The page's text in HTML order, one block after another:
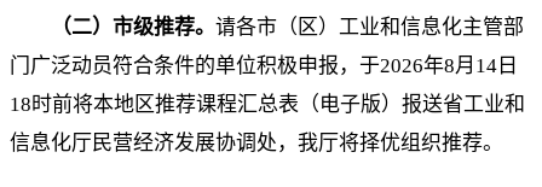
（二）市级推荐。 请各市（区）工业和信息化主管部
门广泛动员符合条件的单位积极申报，于2026年8月14日
18时前将本地区推荐课程汇总表（电子版）报送省工业和
信息化厅民营经济发展协调处，我厅将择优组织推荐。